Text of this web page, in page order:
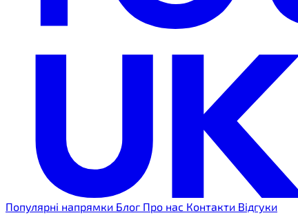
Популярні напрямки Блог Про нас Контакти Відгуки